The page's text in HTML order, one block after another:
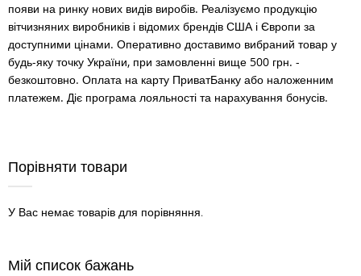
появи на ринку нових видів виробів. Реалізуємо продукцію
вітчизняних виробників і відомих брендів США і Європи за
доступними цінами. Оперативно доставимо вибраний товар у
будь-яку точку України, при замовленні вище 500 грн. -
безкоштовно. Оплата на карту ПриватБанку або наложенним
платежем. Діє програма лояльності та нарахування бонусів.
Порівняти товари
У Вас немає товарів для порівняння.
Мій список бажань